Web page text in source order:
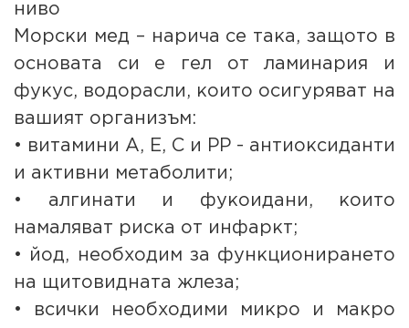
ниво
Морски мед – нарича се така, защото в
основата си е гел от ламинария и
фукус, водорасли, които осигуряват на
вашият организъм:
• витамини А, Е, С и РР - антиоксиданти
и активни метаболити;
• алгинати и фукоидани, които
намаляват риска от инфаркт;
• йод, необходим за функционирането
на щитовидната жлеза;
• всички необходими микро и макро